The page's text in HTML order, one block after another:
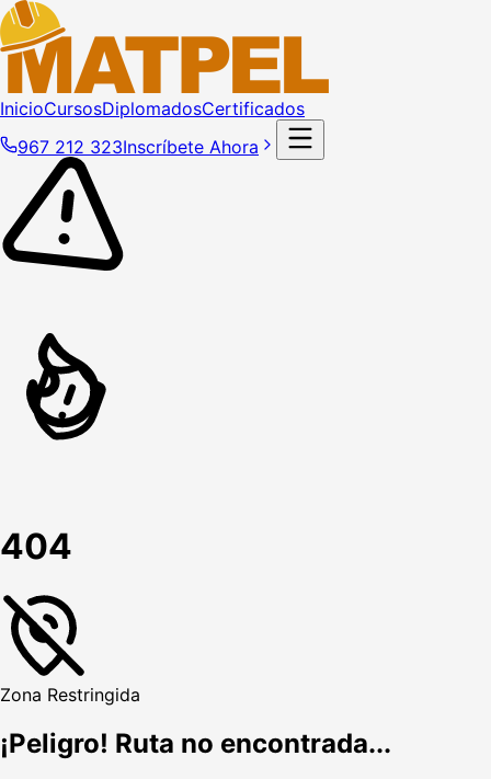
InicioCursosDiplomadosCertificados
967 212 323Inscríbete Ahora
404
Zona Restringida
¡Peligro! Ruta no encontrada...